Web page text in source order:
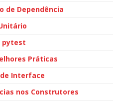
de Dependência
pytest
Práticas
Interface
nos Construtores